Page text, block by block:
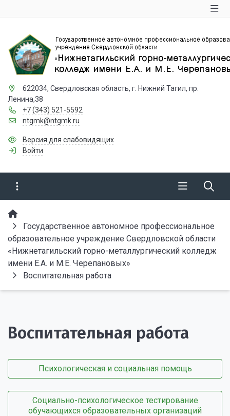
622034, Свердловская область, г. Нижний Тагил, пр.
Ленина,38
+7 (343) 521-5592
ntgmk@ntgmk.ru
Версия для слабовидящих
Войти
Государственное автономное профессиональное
образовательное учреждение Свердловской области
«Нижнетагильский горно-металлургический колледж
имени Е.А. и М.Е. Черепановых»
Воспитательная работа
Воспитательная работа
Психологическая и социальная помощь
Социально-психологическое тестирование
обучающихся образовательных организаций